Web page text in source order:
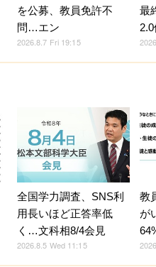
を公募、教員免許不
問…エン
2026.8.7 Fri 19:15
最
全国学力調査、SNS利
用長いほど正答率低
く…文科相8/4会見
2026.8.5 Wed 11:15
教
が